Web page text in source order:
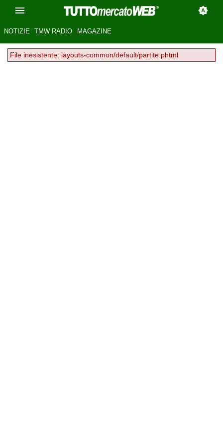
NOTIZIE TMW RADIO MAGAZINE
File inesistente: layouts-common/default/partite.phtml